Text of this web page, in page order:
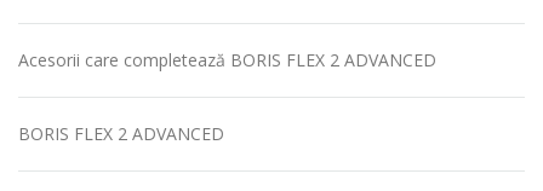
Acesorii care completează BORIS FLEX 2 ADVANCED
BORIS FLEX 2 ADVANCED